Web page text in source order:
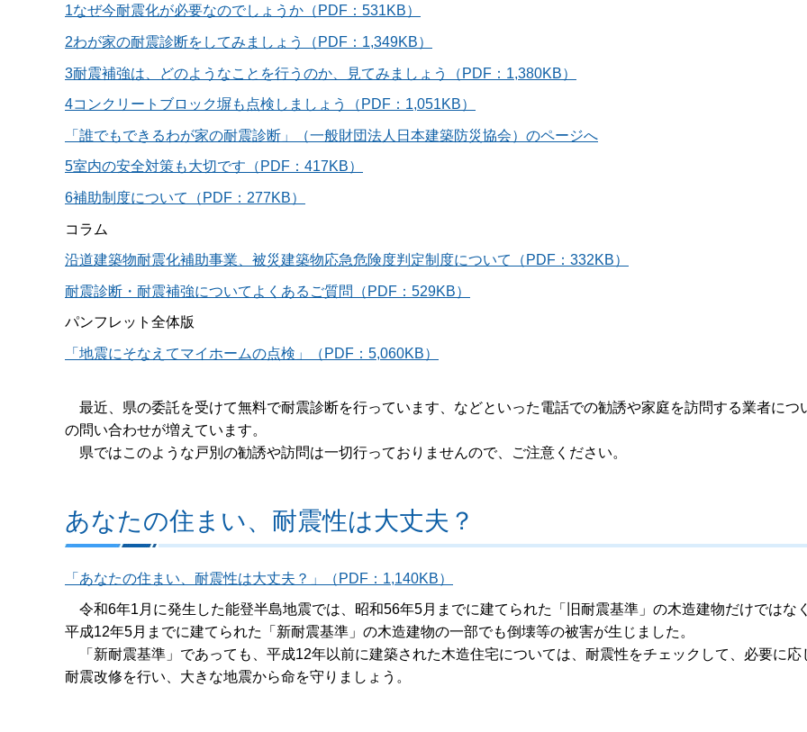
1なぜ今耐震化が必要なのでしょうか（PDF：531KB）
2わが家の耐震診断をしてみましょう（PDF：1,349KB）
3耐震補強は、どのようなことを行うのか、見てみましょう（PDF：1,380KB）
4コンクリートブロック塀も点検しましょう（PDF：1,051KB）
「誰でもできるわが家の耐震診断」（一般財団法人日本建築防災協会）のページへ
5室内の安全対策も大切です（PDF：417KB）
6補助制度について（PDF：277KB）
コラム
沿道建築物耐震化補助事業、被災建築物応急危険度判定制度について（PDF：332KB）
耐震診断・耐震補強についてよくあるご質問（PDF：529KB）
パンフレット全体版
「地震にそなえてマイホームの点検」（PDF：5,060KB）
最近、県の委託を受けて無料で耐震診断を行っています、などといった電話での勧誘や家庭を訪問する業者につ
の問い合わせが増えています。
県ではこのような戸別の勧誘や訪問は一切行っておりませんので、ご注意ください。
あなたの住まい、耐震性は大丈夫？
「あなたの住まい、耐震性は大丈夫？」（PDF：1,140KB）
令和6年1月に発生した能登半島地震では、昭和56年5月までに建てられた「旧耐震基準」の木造建物だけではな
平成12年5月までに建てられた「新耐震基準」の木造建物の一部でも倒壊等の被害が生じました。
「新耐震基準」であっても、平成12年以前に建築された木造住宅については、耐震性をチェックして、必要に応
耐震改修を行い、大きな地震から命を守りましょう。